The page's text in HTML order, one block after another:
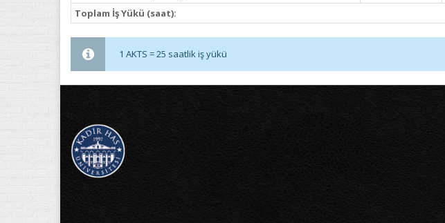
Toplam İş Yükü (saat):
1 AKTS = 25 saatlik iş yükü